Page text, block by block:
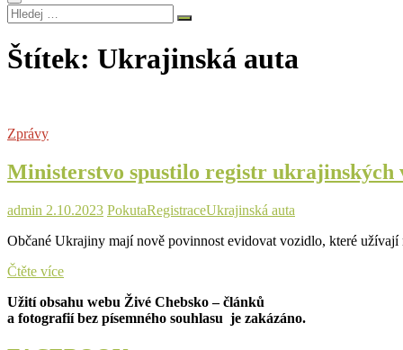
Hledej
…
Štítek: Ukrajinská auta
Zprávy
Ministerstvo spustilo registr ukrajinských
admin 2.10.2023 PokutaRegistraceUkrajinská auta
Občané Ukrajiny mají nově povinnost evidovat vozidlo, které
Čtěte víceMinisterstvo
registr
ukrajinských
Užití obsahu webu Živé Chebsko – článků
a fotografií bez písemného souhlasu je zakázáno.